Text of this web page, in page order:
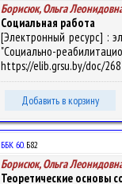
Борисюк, Ольга
Социальная работа
[Электронный ресурс] :
"Социально-
https://elib.grsu.by/doc/
Добавить в корзину
ББК 60.Б82
Борисюк, Ольга
Теоретические основы